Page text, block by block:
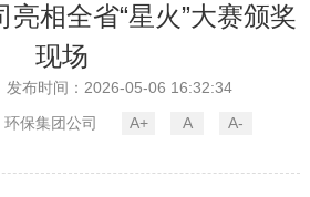
相全省“星火”大赛颁奖
现场
发布时间：2026-05-06 16:32:34
保集团公司
A+ A A-